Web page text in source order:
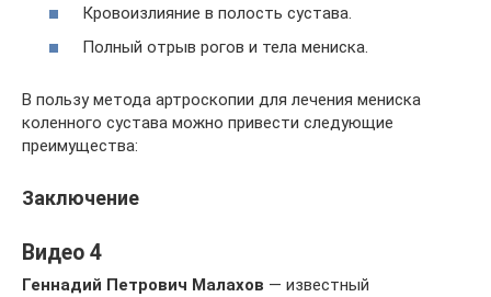
Кровоизлияние в полость сустава.
Полный отрыв рогов и тела мениска.
В пользу метода артроскопии для лечения мениска
коленного сустава можно привести следующие
преимущества:
Заключение
Видео 4
Геннадий Петрович Малахов — известный